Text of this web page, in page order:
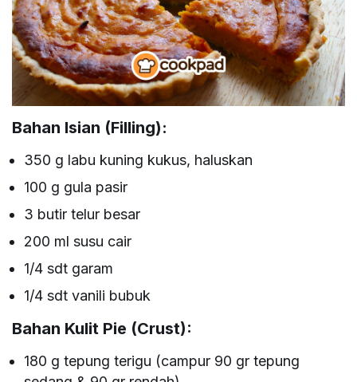
Bahan Isian (Filling):
350 g labu kuning kukus, haluskan
100 g gula pasir
3 butir telur besar
200 ml susu cair
1/4 sdt garam
1/4 sdt vanili bubuk
Bahan Kulit Pie (Crust):
180 g tepung terigu (campur 90 gr tepung